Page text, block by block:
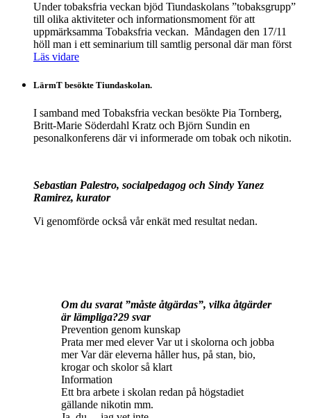
Under tobaksfria veckan bjöd Tiundaskolans ”tobaksgrupp”
till olika aktiviteter och informationsmoment för att
uppmärksamma Tobaksfria veckan. Måndagen den 17/11
höll man i ett seminarium till samtlig personal där man först
Läs vidare
LärmT besökte Tiundaskolan.
I samband med Tobaksfria veckan besökte Pia Tornberg,
Britt-Marie Söderdahl Kratz och Björn Sundin en
pesonalkonferens där vi informerade om tobak och nikotin.
Sebastian Palestro, socialpedagog och Sindy Yanez
Ramirez, kurator
Vi genomförde också vår enkät med resultat nedan.
Om du svarat ”måste åtgärdas”, vilka åtgärder
är lämpliga?29 svar
Prevention genom kunskap
Prata mer med elever Var ut i skolorna och jobba
mer Var där eleverna håller hus, på stan, bio,
krogar och skolor så klart
Information
Ett bra arbete i skolan redan på högstadiet
gällande nikotin mm.